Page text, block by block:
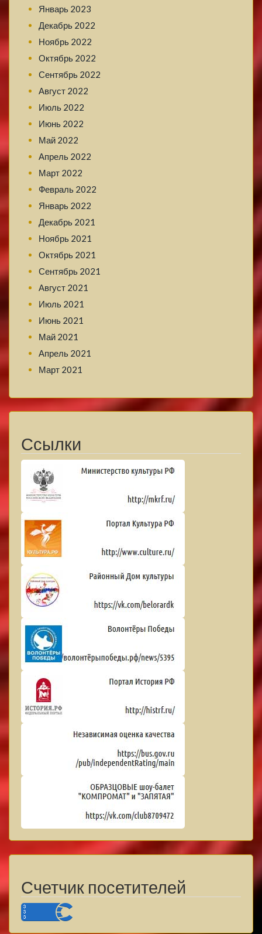
Январь 2023
Декабрь 2022
Ноябрь 2022
Октябрь 2022
Сентябрь 2022
Август 2022
Июль 2022
Июнь 2022
Май 2022
Апрель 2022
Март 2022
Февраль 2022
Январь 2022
Декабрь 2021
Ноябрь 2021
Октябрь 2021
Сентябрь 2021
Август 2021
Июль 2021
Июнь 2021
Май 2021
Апрель 2021
Март 2021
Ссылки
Счетчик посетителей